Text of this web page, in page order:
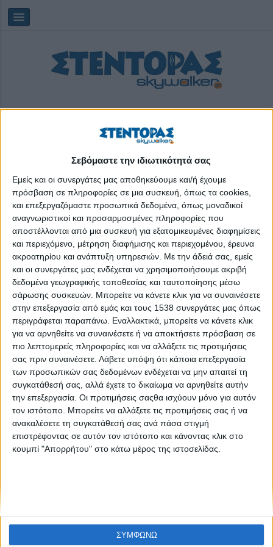
Σεβόμαστε την ιδιωτικότητά σας
Εμείς και οι συνεργάτες μας αποθηκεύουμε και/ή έχουμε
πρόσβαση σε πληροφορίες σε μια συσκευή, όπως τα cookies,
και επεξεργαζόμαστε προσωπικά δεδομένα, όπως μοναδικοί
αναγνωριστικοί και προσαρμοσμένες πληροφορίες που
αποστέλλονται από μια συσκευή για εξατομικευμένες διαφημίσεις
και περιεχόμενο, μέτρηση διαφήμισης και περιεχομένου, έρευνα
ακροατηρίου και ανάπτυξη υπηρεσιών. Με την άδειά σας, εμείς
και οι συνεργάτες μας ενδέχεται να χρησιμοποιήσουμε ακριβή
δεδομένα γεωγραφικής τοποθεσίας και ταυτοποίησης μέσω
σάρωσης συσκευών. Μπορείτε να κάνετε κλικ για να συναινέσετε
στην επεξεργασία από εμάς και τους 1538 συνεργάτες μας όπως
περιγράφεται παραπάνω. Εναλλακτικά, μπορείτε να κάνετε κλικ
για να αρνηθείτε να συναινέσετε ή να αποκτήσετε πρόσβαση σε
πιο λεπτομερείς πληροφορίες και να αλλάξετε τις προτιμήσεις
σας πριν συναινέσετε. Λάβετε υπόψη ότι κάποια επεξεργασία
των προσωπικών σας δεδομένων ενδέχεται να μην απαιτεί τη
συγκατάθεσή σας, αλλά έχετε το δικαίωμα να αρνηθείτε αυτήν
την επεξεργασία. Οι προτιμήσεις σαςθα ισχύουν μόνο για αυτόν
τον ιστότοπο. Μπορείτε να αλλάξετε τις προτιμήσεις σας ή να
ανακαλέσετε τη συγκατάθεσή σας ανά πάσα στιγμή
επιστρέφοντας σε αυτόν τον ιστότοπο και κάνοντας κλικ στο
κουμπί "Απορρήτου" στο κάτω μέρος της ιστοσελίδας.
ΣΥΜΦΩΝΩ
Παρασκευή, 07/08/202600:13:04
νέες αγορές
Η ψηφιακή οικονομία επιταχύνει την αλλαγή
None feed
CONNECT